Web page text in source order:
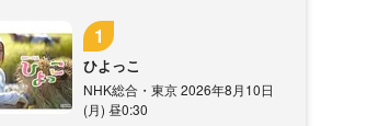
ひよっこ
NHK総合・東京 2026年8月10日
(月) 昼0:30